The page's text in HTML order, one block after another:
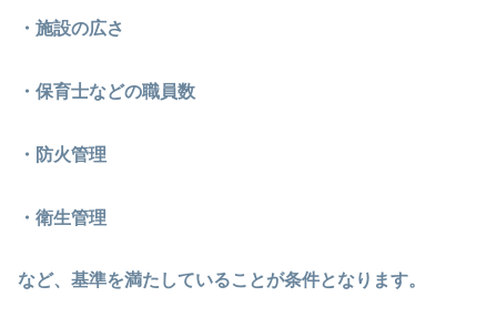
・施設の広さ
・保育士などの職員数
・防火管理
・衛生管理
など、基準を満たしていることが条件となります。